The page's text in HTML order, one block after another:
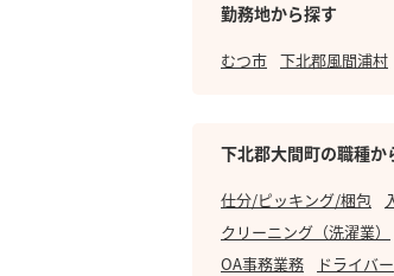
勤務地から探す
むつ市 下北郡風間浦村
下北郡大間町の職種か
仕分/ピッキング/梱包
クリーニング（洗濯業）
OA事務業務
ドライバー